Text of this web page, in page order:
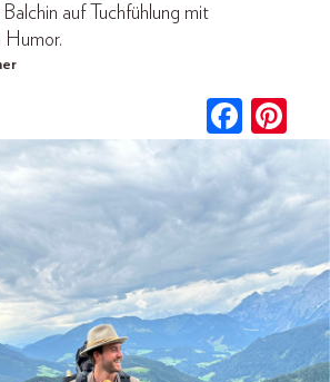
auf Tuchfühlung mit
Humor.